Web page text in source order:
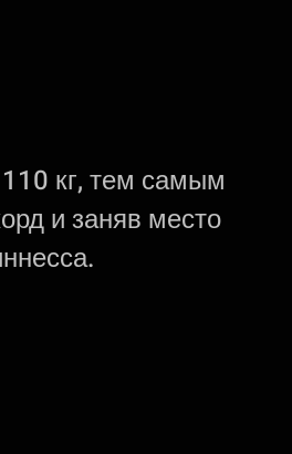
кг, тем самым
и заняв место